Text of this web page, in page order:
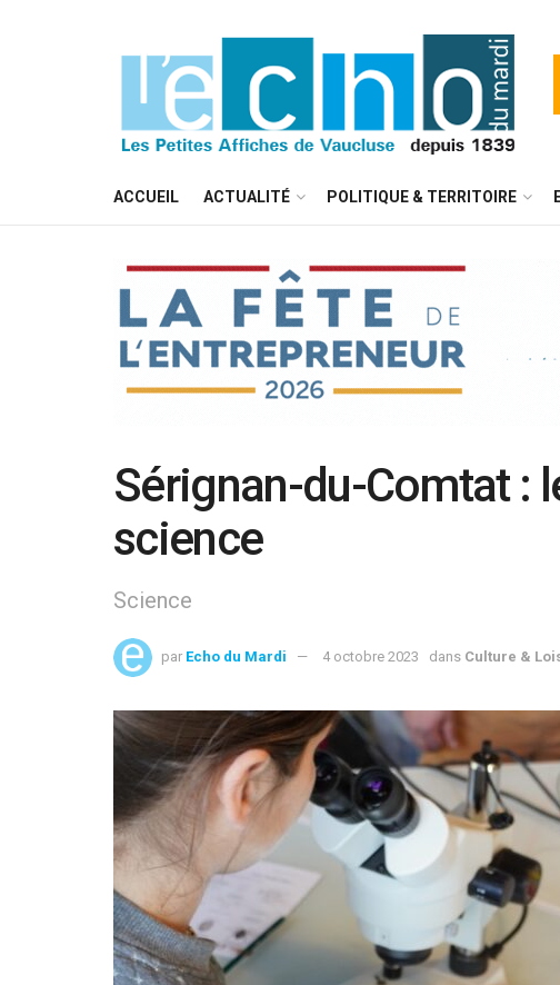
ACCUEIL ACTUALITÉ POLITIQUE & TERRITOIRE
Sérignan-du-Comtat :
science
Science
par Echo du Mardi 4 octobre 2023 dans Culture &